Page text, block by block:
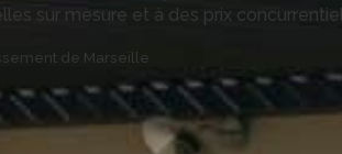
sur mesure et à des prix
de Marseille